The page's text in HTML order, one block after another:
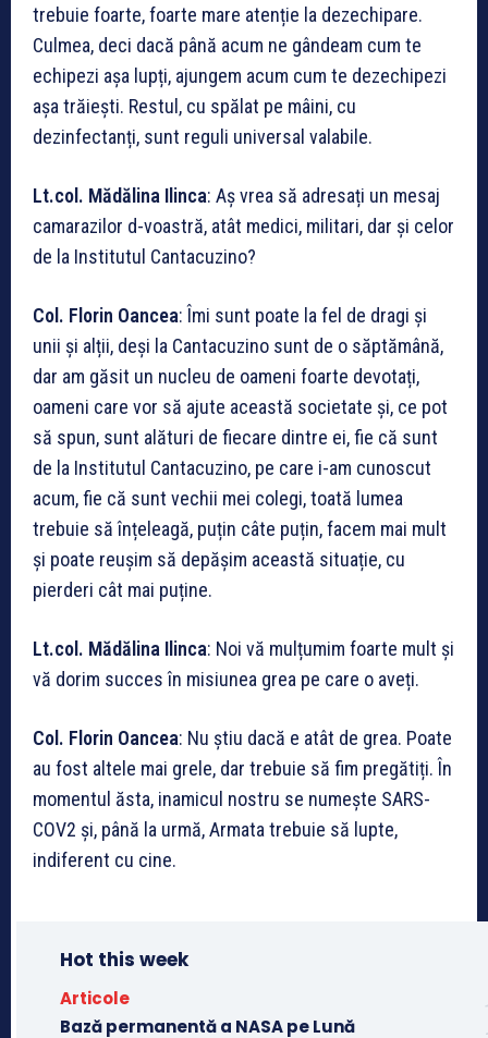
trebuie foarte, foarte mare atenție la dezechipare.
Culmea, deci dacă până acum ne gândeam cum te
echipezi așa lupți, ajungem acum cum te dezechipezi
așa trăiești. Restul, cu spălat pe mâini, cu
dezinfectanți, sunt reguli universal valabile.
Lt.col. Mădălina Ilinca: Aș vrea să adresați un mesaj
camarazilor d-voastră, atât medici, militari, dar și celor
de la Institutul Cantacuzino?
Col. Florin Oancea: Îmi sunt poate la fel de dragi și
unii și alții, deși la Cantacuzino sunt de o săptămână,
dar am găsit un nucleu de oameni foarte devotați,
oameni care vor să ajute această societate și, ce pot
să spun, sunt alături de fiecare dintre ei, fie că sunt
de la Institutul Cantacuzino, pe care i-am cunoscut
acum, fie că sunt vechii mei colegi, toată lumea
trebuie să înțeleagă, puțin câte puțin, facem mai mult
și poate reușim să depășim această situație, cu
pierderi cât mai puține.
Lt.col. Mădălina Ilinca: Noi vă mulțumim foarte mult și
vă dorim succes în misiunea grea pe care o aveți.
Col. Florin Oancea: Nu știu dacă e atât de grea. Poate
au fost altele mai grele, dar trebuie să fim pregătiți. În
momentul ăsta, inamicul nostru se numește SARS-
COV2 și, până la urmă, Armata trebuie să lupte,
indiferent cu cine.
Hot this week
Articole
Bază permanentă a NASA pe Lună